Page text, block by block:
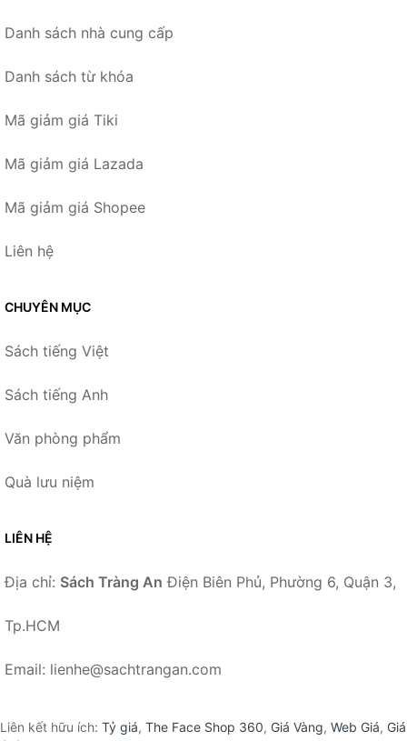
Danh sách nhà cung cấp
Danh sách từ khóa
Mã giảm giá Tiki
Mã giảm giá Lazada
Mã giảm giá Shopee
Liên hệ
CHUYÊN MỤC
Sách tiếng Việt
Sách tiếng Anh
Văn phòng phẩm
Quà lưu niệm
LIÊN HỆ
Địa chỉ: Sách Tràng An Điện Biên Phủ, Phường 6, Quận 3,
Tp.HCM
Email: lienhe@sachtrangan.com
Liên kết hữu ích: Tỷ giá, The Face Shop 360, Giá Vàng, Web Giá, Giá